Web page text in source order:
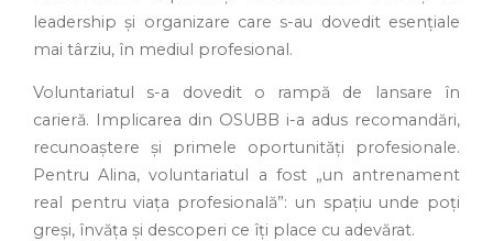
leadership și organizare care s-au dovedit esențiale
mai târziu, în mediul profesional.
Voluntariatul s-a dovedit o rampă de lansare în
carieră. Implicarea din OSUBB i-a adus recomandări,
recunoaștere și primele oportunități profesionale.
Pentru Alina, voluntariatul a fost „un antrenament
real pentru viața profesională”: un spațiu unde poți
greși, învăța și descoperi ce îți place cu adevărat.